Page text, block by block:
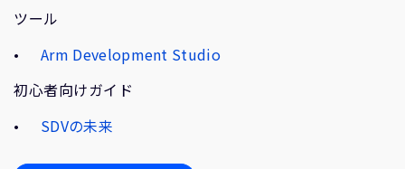
ツール
Arm Development Studio
初心者向けガイド
SDVの未来